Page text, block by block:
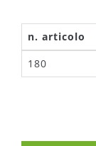
n. articolo
180